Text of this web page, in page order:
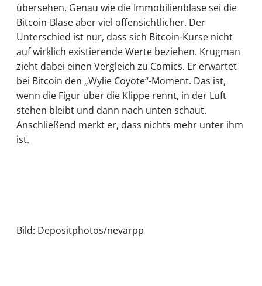
übersehen. Genau wie die Immobilienblase sei die
Bitcoin-Blase aber viel offensichtlicher. Der
Unterschied ist nur, dass sich Bitcoin-Kurse nicht
auf wirklich existierende Werte beziehen. Krugman
zieht dabei einen Vergleich zu Comics. Er erwartet
bei Bitcoin den „Wylie Coyote“-Moment. Das ist,
wenn die Figur über die Klippe rennt, in der Luft
stehen bleibt und dann nach unten schaut.
Anschließend merkt er, dass nichts mehr unter ihm
ist.
Bild: Depositphotos/nevarpp